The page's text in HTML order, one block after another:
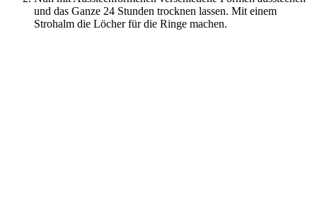
und das Ganze 24 Stunden trocknen lassen. Mit einem
Strohalm die Löcher für die Ringe machen.